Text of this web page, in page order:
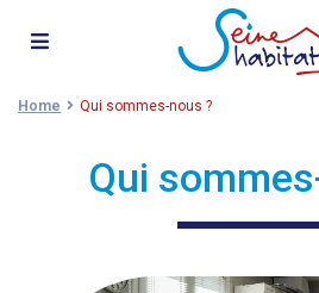
Home Qui sommes-nous ?
Qui